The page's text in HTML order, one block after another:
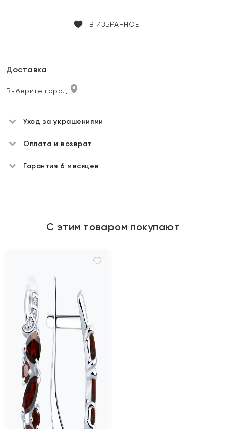
В ИЗБРАННОЕ
Доставка
Выберите город
Уход за украшениями
Оплата и возврат
Гарантия 6 месяцев
С этим товаром покупают